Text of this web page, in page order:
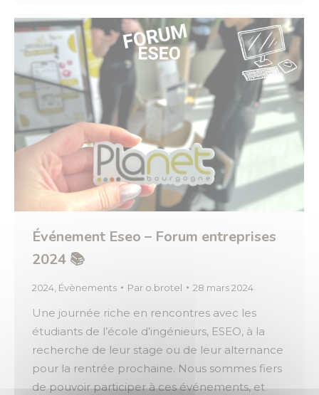
Événement Eseo – Forum entreprises
2024 📚
2024 Évènements Par o.brotel 28 mars 2024
Une journée riche en rencontres avec les
étudiants de l’école d’ingénieurs, ESEO, à la
recherche de leur stage ou de leur alternance
pour la rentrée prochaine. Nous sommes fiers
de pouvoir participer à ces événements, et